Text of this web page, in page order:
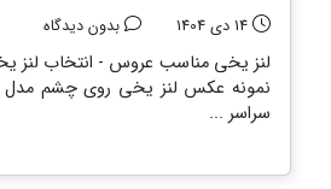
14 دی 1404 بدون دیدگاه
لنز یخی مناسب عروس - انتخاب لنز
نمونه عکس لنز یخی روی چشم مدل
سراسر ...